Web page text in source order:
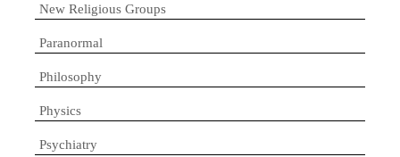
New Religious Groups
Paranormal
Philosophy
Physics
Psychiatry